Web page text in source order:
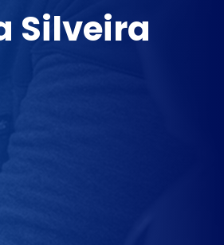
Silveira